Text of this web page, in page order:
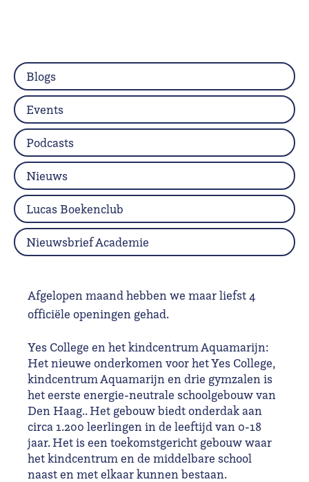
Afgelopen maand hebben we maar liefst 4
officiële openingen gehad.
Yes College en het kindcentrum Aquamarijn:
Het nieuwe onderkomen voor het Yes College,
kindcentrum Aquamarijn en drie gymzalen is
het eerste energie-neutrale schoolgebouw van
Den Haag.. Het gebouw biedt onderdak aan
circa 1.200 leerlingen in de leeftijd van 0-18
jaar. Het is een toekomstgericht gebouw waar
het kindcentrum en de middelbare school
naast en met elkaar kunnen bestaan.
Blogs
Events
Podcasts
Nieuws
Lucas Boekenclub
Nieuwsbrief Academie